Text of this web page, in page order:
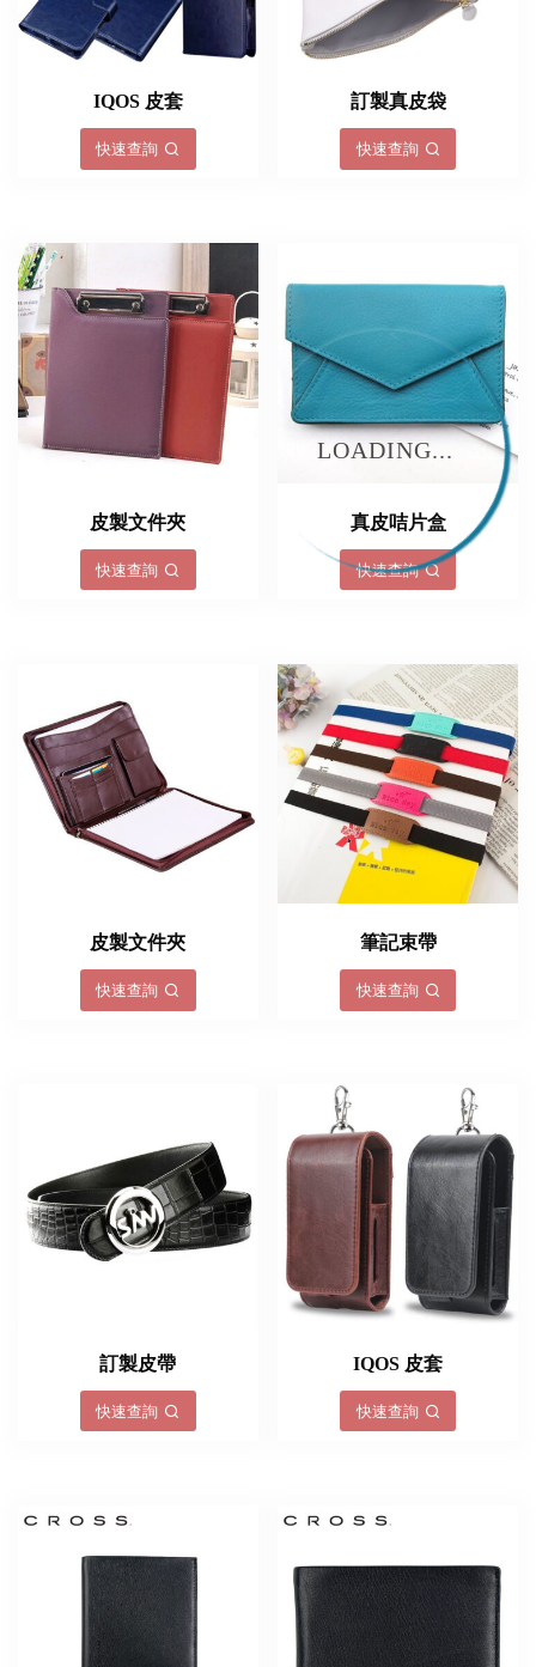
LOADING...
IQOS 皮套
快速查詢
訂製真皮袋
快速查詢
皮製文件夾
快速查詢
真皮咭片盒
快速查詢
皮製文件夾
快速查詢
筆記束帶
快速查詢
訂製皮帶
快速查詢
IQOS 皮套
快速查詢